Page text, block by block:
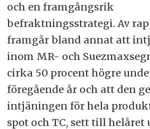
och en framgångsrik
befraktningsstrategi. Av
framgår bland annat att
inom MR- och
cirka 50 procent högre
föregående år och att den
intjäningen för hela
spot och TC, sett till